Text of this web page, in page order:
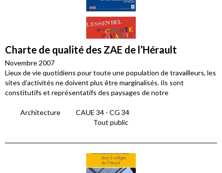
Charte de qualité des ZAE de l’Hérault
Novembre 2007
Lieux de vie quotidiens pour toute une population de travailleurs, les
sites d’activités ne doivent plus être marginalisés. Ils sont
constitutifs et représentatifs des paysages de notre
Architecture
CAUE 34 - CG 34
Tout public